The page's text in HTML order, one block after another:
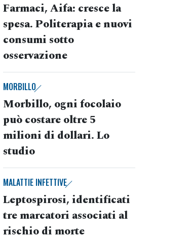
Farmaci, Aifa: cresce la
spesa. Politerapia e nuovi
consumi sotto
osservazione
MORBILLO
Morbillo, ogni focolaio
può costare oltre 5
milioni di dollari. Lo
studio
MALATTIE INFETTIVE
Leptospirosi, identificati
tre marcatori associati al
rischio di morte